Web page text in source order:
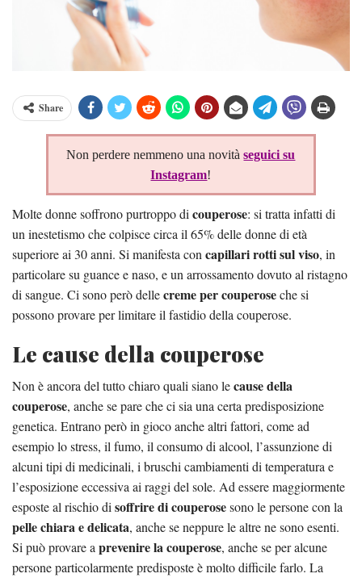
Share
Non perdere nemmeno una novitàseguici su
Instagram!
Molte donne soffrono purtroppo di couperose: si tratta infatti di
un inestetismo che colpisce circa il 65% delle donne di età
superiore ai 30 anni. Si manifesta con capillari rotti sul viso, in
particolare su guance e naso, e un arrossamento dovuto al ristagno
di sangue. Ci sono però dellecreme per couperoseche si
possono provare per limitare il fastidio della couperose.
Le cause della couperose
Non è ancora del tutto chiaro quali siano lecause della
couperose, anche se pare che ci sia una certa predisposizione
genetica. Entrano però in gioco anche altri fattori, come ad
esempio lo stress, il fumo, il consumo di alcool, l’assunzione di
alcuni tipi di medicinali, i bruschi cambiamenti di temperatura e
l’esposizione eccessiva ai raggi del sole. Ad essere maggiormente
esposte al rischio di soffrire di couperosesono le persone con la
pelle chiara e delicata, anche se neppure le altre ne sono esenti.
Si può provare a prevenire la couperose, anche se per alcune
persone particolarmente predisposte è molto difficile farlo. La